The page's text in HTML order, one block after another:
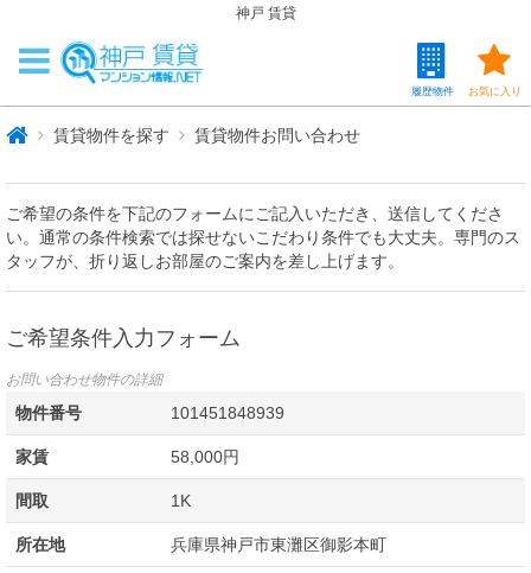
神戸 賃貸
お気に入り
履歴物件
賃貸物件を探す 賃貸物件お問い合わせ
ご希望の条件を下記のフォームにご記入いただき、送信してくださ
い。通常の条件検索では探せないこだわり条件でも大丈夫。専門のス
タッフが、折り返しお部屋のご案内を差し上げます。
ご希望条件入力フォーム
お問い合わせ物件の詳細
物件番号 101451848939
家賃 58,000円
間取 1K
所在地 兵庫県神戸市東灘区御影本町